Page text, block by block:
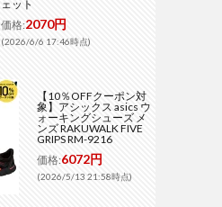
ェット
価格:2070円
(2026/6/6 17:46時点)
【10％OFFクーポン対
象】アシックス asics ウ
ォーキングシューズ メ
ンズ RAKUWALK FIVE
GRIPS RM-9216
価格:6072円
(2026/5/13 21:58時点)